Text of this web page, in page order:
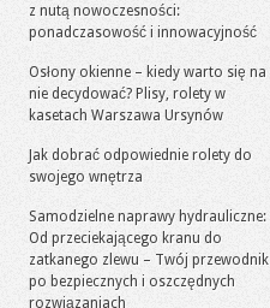
z nutą nowoczesności:
ponadczasowość i innowacyjność
Osłony okienne – kiedy warto się na
nie decydować? Plisy, rolety w
kasetach Warszawa Ursynów
Jak dobrać odpowiednie rolety do
swojego wnętrza
Samodzielne naprawy hydrauliczne:
Od przeciekającego kranu do
zatkanego zlewu – Twój przewodnik
po bezpiecznych i oszczędnych
rozwiązaniach